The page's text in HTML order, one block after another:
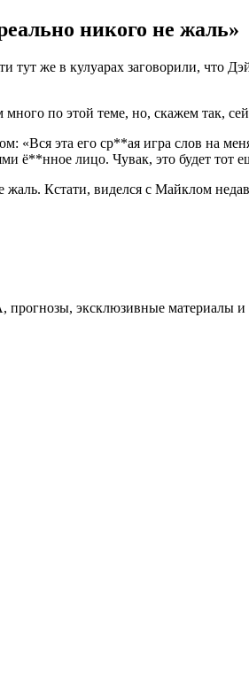
никого не жаль»
же в кулуарах заговорили, что
по этой теме, но, скажем так,
«Вся эта его ср**ая игра слов на
ё**нное лицо. Чувак, это будет тот
Кстати, виделся с Майклом
эксклюзивные материалы и